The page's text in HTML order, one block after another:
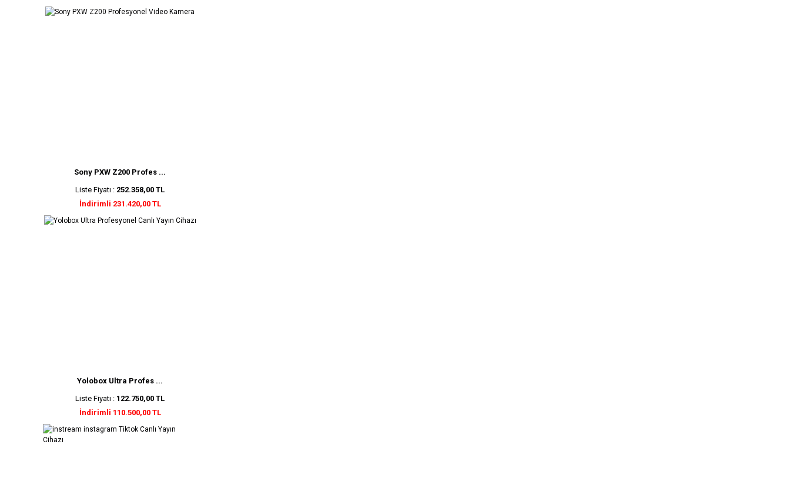
Sony PXW Z200 Profes ...
Liste Fiyatı : 252.358,00 TL
İndirimli 231.420,00 TL
Yolobox Ultra Profes ...
Liste Fiyatı : 122.750,00 TL
İndirimli 110.500,00 TL